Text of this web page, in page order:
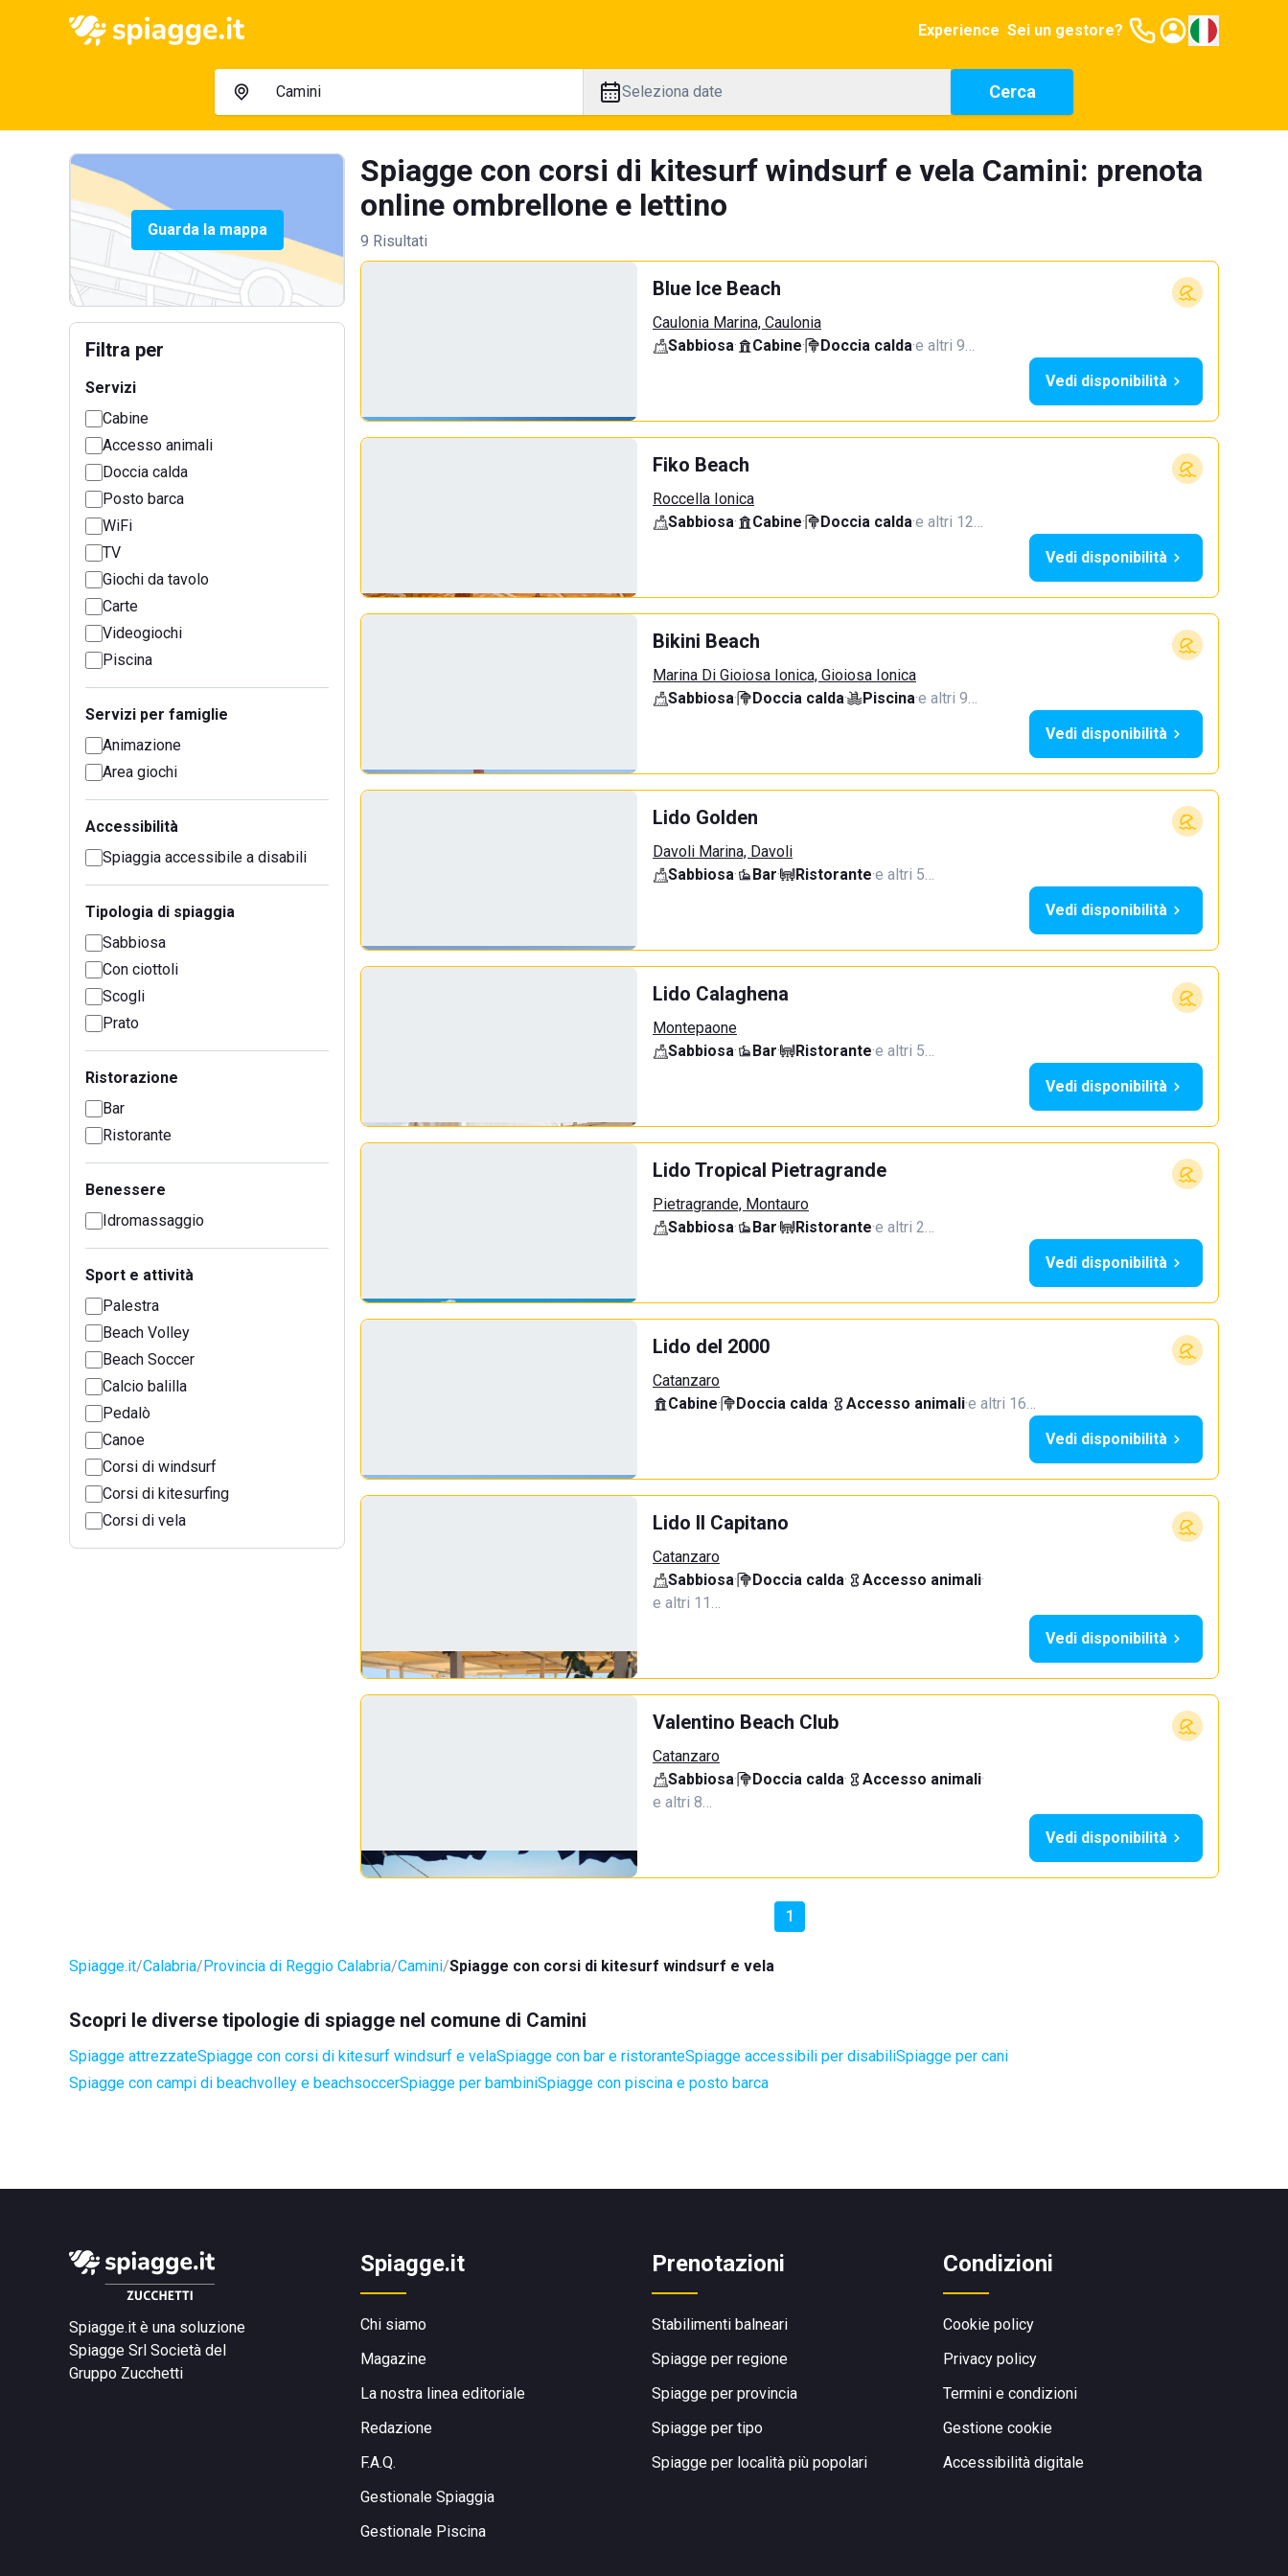
Experience Sei un gestore?
Seleziona date Cerca
Guarda la mappa
Filtra per
Servizi
Cabine
Accesso animali
Doccia calda
Posto barca
WiFi
TV
Giochi da tavolo
Carte
Videogiochi
Piscina
Servizi per famiglie
Animazione
Area giochi
Accessibilità
Spiaggia accessibile a disabili
Tipologia di spiaggia
Sabbiosa
Con ciottoli
Scogli
Prato
Ristorazione
Bar
Ristorante
Benessere
Idromassaggio
Sport e attività
Palestra
Beach Volley
Beach Soccer
Calcio balilla
Pedalò
Canoe
Corsi di windsurf
Corsi di kitesurfing
Corsi di vela
Spiagge con corsi di kitesurf windsurf e vela Camini: prenota
online ombrellone e lettino
9 Risultati
Blue Ice Beach
Caulonia Marina, Caulonia
Sabbiosa· Cabine· Doccia calda·e altri 9…
Vedi disponibilità
Fiko Beach
Roccella Ionica
Sabbiosa· Cabine· Doccia calda·e altri 12…
Vedi disponibilità
Bikini Beach
Marina Di Gioiosa Ionica, Gioiosa Ionica
Sabbiosa· Doccia calda· Piscina·e altri 9…
Vedi disponibilità
Lido Golden
Davoli Marina, Davoli
Sabbiosa· Bar· Ristorante·e altri 5…
Vedi disponibilità
Lido Calaghena
Montepaone
Sabbiosa· Bar· Ristorante·e altri 5…
Vedi disponibilità
Lido Tropical Pietragrande
Pietragrande, Montauro
Sabbiosa· Bar· Ristorante·e altri 2…
Vedi disponibilità
Lido del 2000
Catanzaro
Cabine· Doccia calda· Accesso animali·e altri 16…
Vedi disponibilità
Lido Il Capitano
Catanzaro
Sabbiosa· Doccia calda· Accesso animali·
e altri 11…
Vedi disponibilità
Valentino Beach Club
Catanzaro
Sabbiosa· Doccia calda· Accesso animali·
e altri 8…
Vedi disponibilità
1
Spiagge.it Calabria Provincia di Reggio Calabria Camini Spiagge con corsi di kitesurf windsurf e vela
Scopri le diverse tipologie di spiagge nel comune di Camini
Spiagge attrezzateSpiagge con corsi di kitesurf windsurf e velaSpiagge con bar e ristoranteSpiagge accessibili per disabiliSpiagge per cani
Spiagge con campi di beachvolley e beachsoccerSpiagge per bambiniSpiagge con piscina e posto barca
Spiagge.it è una soluzione
Spiagge Srl Società del
Gruppo Zucchetti
Spiagge.it
Chi siamo
Magazine
La nostra linea editoriale
Redazione
F.A.Q.
Gestionale Spiaggia
Gestionale Piscina
Prenotazioni
Stabilimenti balneari
Spiagge per regione
Spiagge per provincia
Spiagge per tipo
Spiagge per località più popolari
Condizioni
Cookie policy
Privacy policy
Termini e condizioni
Gestione cookie
Accessibilità digitale